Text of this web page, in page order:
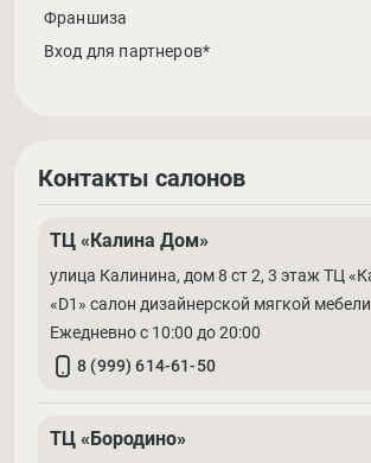
Франшиза
Вход для партнеров*
Контакты салонов
ТЦ «Калина Дом»
улица Калинина, дом 8 ст 2, 3 этаж ТЦ
«D1» салон дизайнерской мягкой мебели
Ежедневно с 10:00 до 20:00
8 (999) 614-61-50
ТЦ «Бородино»